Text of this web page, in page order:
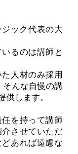
ック代表の大
るのは講師と
人材のみ採用
そんな自慢の講
供します。
を持って講師
させていただ
あれば遠慮な